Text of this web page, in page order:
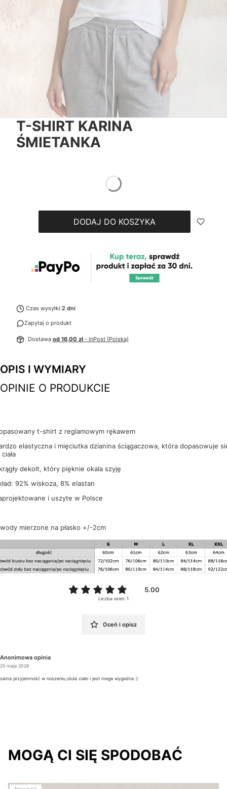
T-SHIRT KARINA
ŚMIETANKA
XL
DODAJ DO KOSZYKA
Czas wysyłki:2 dni
Zapytaj o produkt
Dostawa od 16,00 zł - InPost (Polska)
OPIS I WYMIARY
OPINIE O PRODUKCIE
t-shirt z reglamowym rękawem
elastyczna i mięciutka dzianina ściągaczowa, która dopasowuje
dekolt, który pięknie okala szyję
92% wiskoza, 8% elastan
i uszyte w Polsce
mierzone na płasko +/-2cm
5.00
Liczba ocen: 1
Oceń i opisz
Anonimowa opinia
25 maja 2026
sama przyjemność w noszeniu,otula ciało i jest mega wygodna :)
MOGĄ CI SIĘ SPODOBAĆ